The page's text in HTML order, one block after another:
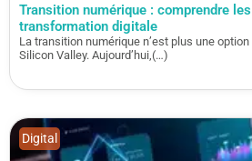
Transition numérique : comprendre
transformation digitale
La transition numérique n’est plus une
Silicon Valley. Aujourd’hui,(…)
Digital